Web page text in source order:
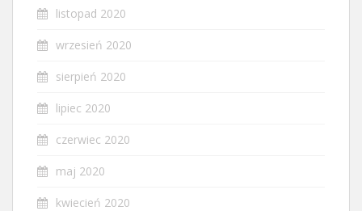
listopad 2020
wrzesień 2020
sierpień 2020
lipiec 2020
czerwiec 2020
maj 2020
kwiecień 2020